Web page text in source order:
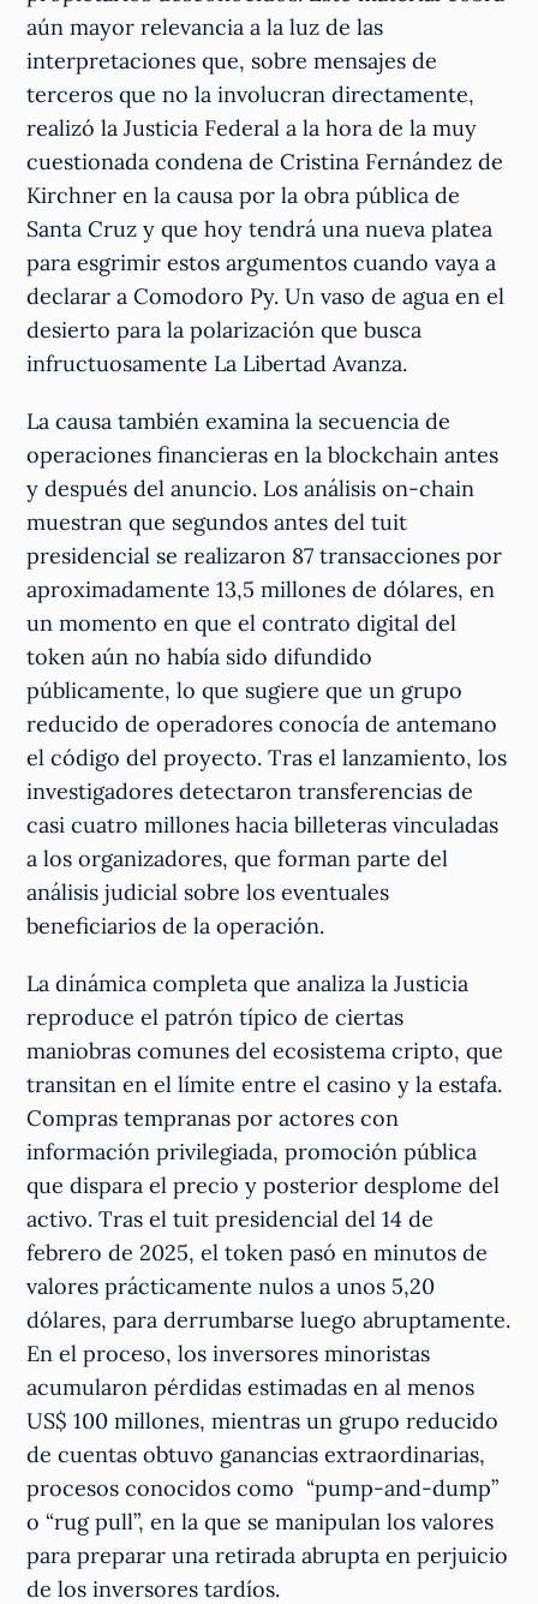
aún mayor relevancia a la luz de las
interpretaciones que, sobre mensajes de
terceros que no la involucran directamente,
realizó la Justicia Federal a la hora de la muy
cuestionada condena de Cristina Fernández de
Kirchner en la causa por la obra pública de
Santa Cruz y que hoy tendrá una nueva platea
para esgrimir estos argumentos cuando vaya a
declarar a Comodoro Py. Un vaso de agua en el
desierto para la polarización que busca
infructuosamente La Libertad Avanza.
La causa también examina la secuencia de
operaciones financieras en la blockchain antes
y después del anuncio. Los análisis on-chain
muestran que segundos antes del tuit
presidencial se realizaron 87 transacciones por
aproximadamente 13,5 millones de dólares, en
un momento en que el contrato digital del
token aún no había sido difundido
públicamente, lo que sugiere que un grupo
reducido de operadores conocía de antemano
el código del proyecto. Tras el lanzamiento, los
investigadores detectaron transferencias de
casi cuatro millones hacia billeteras vinculadas
a los organizadores, que forman parte del
análisis judicial sobre los eventuales
beneficiarios de la operación.
La dinámica completa que analiza la Justicia
reproduce el patrón típico de ciertas
maniobras comunes del ecosistema cripto, que
transitan en el límite entre el casino y la estafa.
Compras tempranas por actores con
información privilegiada, promoción pública
que dispara el precio y posterior desplome del
activo. Tras el tuit presidencial del 14 de
febrero de 2025, el token pasó en minutos de
valores prácticamente nulos a unos 5,20
dólares, para derrumbarse luego abruptamente.
En el proceso, los inversores minoristas
acumularon pérdidas estimadas en al menos
US$ 100 millones, mientras un grupo reducido
de cuentas obtuvo ganancias extraordinarias,
procesos conocidos como “pump-and-dump”
o “rug pull”, en la que se manipulan los valores
para preparar una retirada abrupta en perjuicio
de los inversores tardíos.